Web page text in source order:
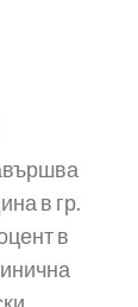
в гр.
в